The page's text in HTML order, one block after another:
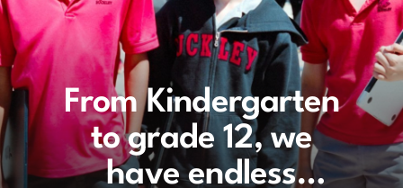
From Kindergarten
to grade 12, we
have endless
From Kindergarten
to grade 12, we
have endless